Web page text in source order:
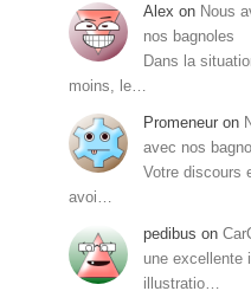
Alex on Nous
nos bagnoles
Dans la
moins, le…
Promeneur on
avec nos
Votre discours
avoi…
pedibus on
une excellente
illustratio…